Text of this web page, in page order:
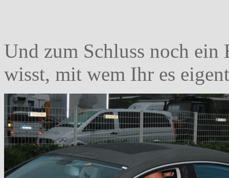
Und zum Schluss noch
wisst, mit wem Ihr es